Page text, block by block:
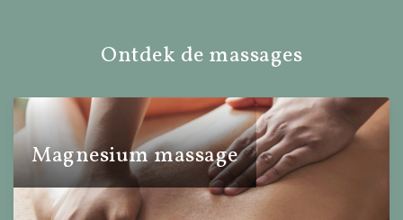
Ontdek de massages
Magnesium massage